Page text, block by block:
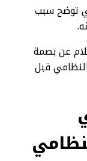
توضح سبب
عن بصمة
قبل